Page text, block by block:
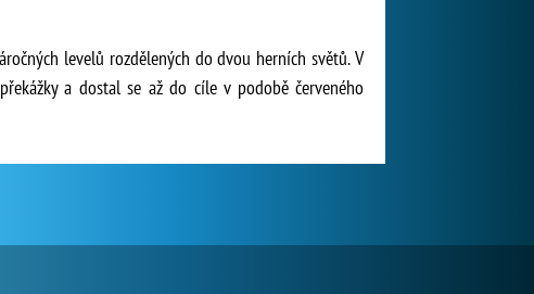
levelů rozdělených do dvou herních světů. V
a dostal se až do cíle v podobě červeného